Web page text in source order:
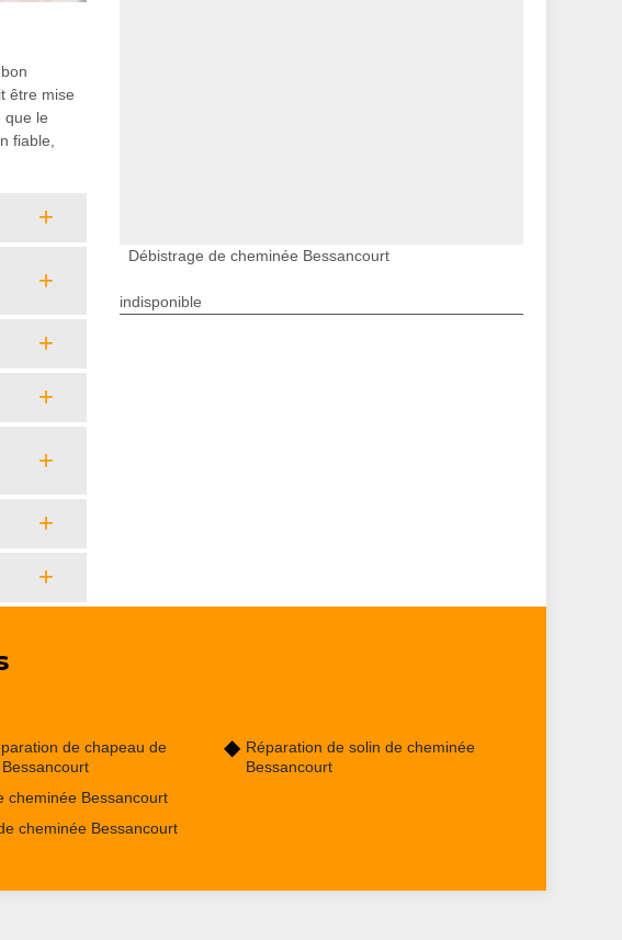
être mise
que le
fiable,
Débistrage de cheminée Bessancourt
indisponible
de chapeau de
cheminée Bessancourt
cheminée Bessancourt
Réparation de solin de cheminée
Bessancourt